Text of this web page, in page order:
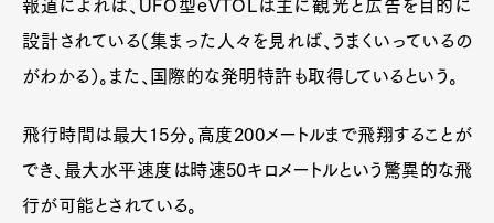
報道によれば、UFO型eVTOLは主に観光と広告を目的に
設計されている（集まった人々を見れば、うまくいっているの
がわかる）。また、国際的な発明特許も取得しているという。
飛行時間は最大15分。高度200メートルまで飛翔することが
でき、最大水平速度は時速50キロメートルという驚異的な飛
行が可能とされている。